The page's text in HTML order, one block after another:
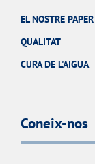
EL NOSTRE
QUALITAT
CURA DE L'AIGUA
Coneix-nos